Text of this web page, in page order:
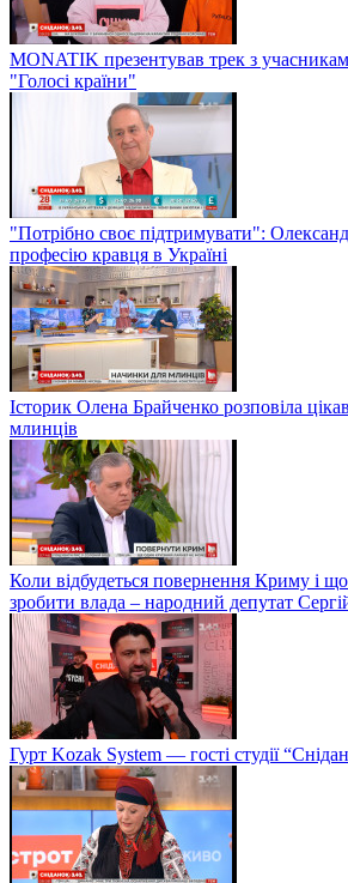
MONATIK презентував трек з
"Голосі країни"
"Потрібно своє підтримувати":
професію кравця в Україні
Історик Олена Брайченко розповіла
млинців
Коли відбудеться повернення Криму і
зробити влада – народний депутат
Гурт Kozak System — гості студії